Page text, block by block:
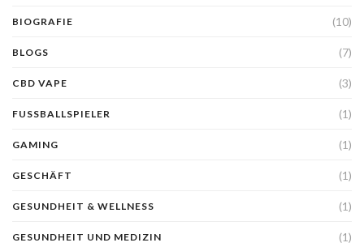
BIOGRAFIE (10)
BLOGS (7)
CBD VAPE (3)
FUSSBALLSPIELER (1)
GAMING (1)
GESCHÄFT (1)
GESUNDHEIT & WELLNESS (1)
GESUNDHEIT UND MEDIZIN (1)